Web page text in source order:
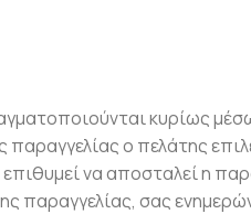
κυρίως
ο πελάτης
να αποσταλεί η
παραγγελίας, σας